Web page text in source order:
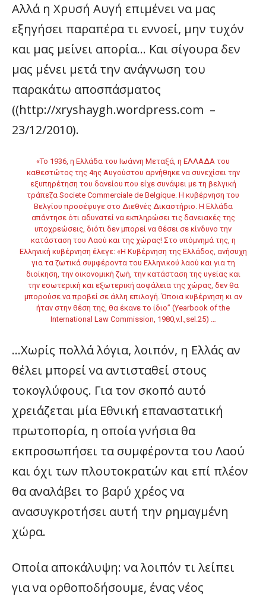
Αλλά η Χρυσή Αυγή επιμένει να μας
εξηγήσει παραπέρα τι εννοεί, μην τυχόν
και μας μείνει απορία… Και σίγουρα δεν
μας μένει μετά την ανάγνωση του
παρακάτω αποσπάσματος
((http://xryshaygh.wordpress.com –
23/12/2010).
«Το 1936, η Ελλάδα του Ιωάννη Μεταξά, η ΕΛΛΑΔΑ του
καθεστώτος της 4ης Αυγούστου αρνήθηκε να συνεχίσει την
εξυπηρέτηση του δανείου που είχε συνάψει με τη βελγική
τράπεζα Societe Commerciale de Belgique. Η κυβέρνηση του
Βελγίου προσέφυγε στο Διεθνές Δικαστήριο. Η Ελλάδα
απάντησε ότι αδυνατεί να εκπληρώσει τις δανειακές της
υποχρεώσεις, διότι δεν μπορεί να θέσει σε κίνδυνο την
κατάσταση του Λαού και της χώρας! Στο υπόμνημά της, η
Ελληνική κυβέρνηση έλεγε: «Η Κυβέρνηση της Ελλάδος, ανήσυχη
για τα ζωτικά συμφέροντα του Ελληνικού λαού και για τη
διοίκηση, την οικονομική ζωή, την κατάσταση της υγείας και
την εσωτερική και εξωτερική ασφάλεια της χώρας, δεν θα
μπορούσε να προβεί σε άλλη επιλογή. Όποια κυβέρνηση κι αν
ήταν στην θέση της, θα έκανε το ίδιο” (Yearbook of the
International Law Commission, 1980,v.l.,sel.25) …
…Χωρίς πολλά λόγια, λοιπόν, η Ελλάς αν
θέλει μπορεί να αντισταθεί στους
τοκογλύφους. Για τον σκοπό αυτό
χρειάζεται μία Εθνική επαναστατική
πρωτοπορία, η οποία γνήσια θα
εκπροσωπήσει τα συμφέροντα του Λαού
και όχι των πλουτοκρατών και επί πλέον
θα αναλάβει το βαρύ χρέος να
ανασυγκροτήσει αυτή την ρημαγμένη
χώρα.
Οποία αποκάλυψη: να λοιπόν τι λείπει
για να ορθοποδήσουμε, ένας νέος